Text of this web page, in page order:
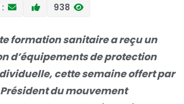
938
formation sanitaire a reçu un
d’équipements de protection
cette semaine offert par
du mouvement